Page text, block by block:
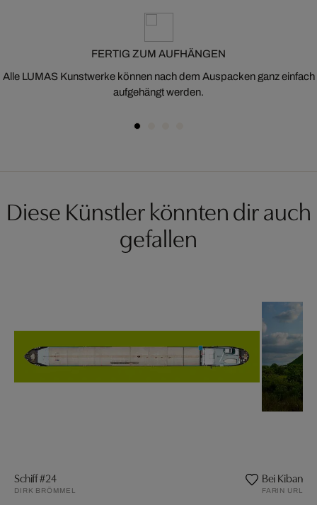
FERTIG ZUM AUFHÄNGEN
Alle LUMAS Kunstwerke können nach dem Auspacken ganz einfach
aufgehängt werden.
Diese Künstler könnten dir auch
gefallen
Schiff #24
DIRK BRÖMMEL
Bei
FARIN